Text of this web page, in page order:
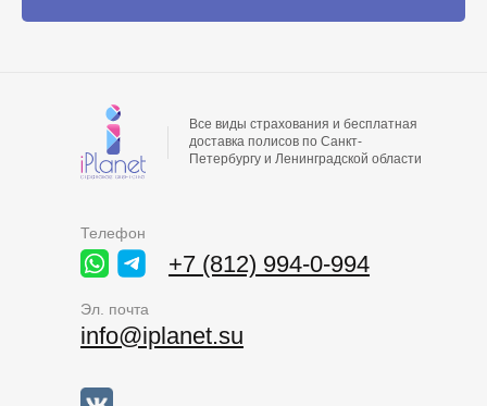
Все виды страхования и бесплатная
доставка полисов по Санкт-
Петербургу и Ленинградской области
Телефон
+7 (812) 994-0-994
Эл. почта
info@iplanet.su